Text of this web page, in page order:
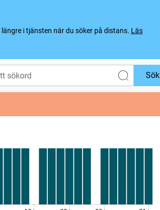
i tjänsten när du söker på distans. Läs
Sök